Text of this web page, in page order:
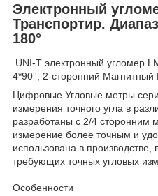
Электронный
Транспортир.
180°
UNI-T электронный угломер
4*90°, 2-сторонний Магнитный
Цифровые Угловые метры
измерения точного угла в
разработаны с 2/4 сторонним
измерение более точным и
использована в производстве,
требующих точных угловых
Особенности